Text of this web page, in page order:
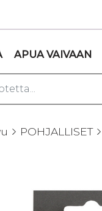
APUA VAIVAAN
POHJALLISET